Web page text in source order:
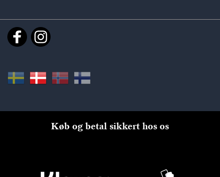
Køb og betal sikkert hos os